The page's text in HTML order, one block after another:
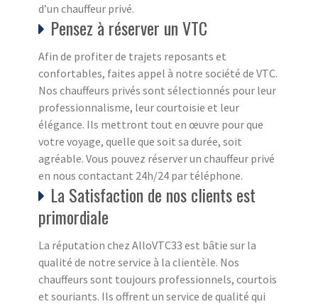
d’un chauffeur privé.
Pensez à réserver un VTC
Afin de profiter de trajets reposants et
confortables, faites appel à notre société de VTC.
Nos chauffeurs privés sont sélectionnés pour leur
professionnalisme, leur courtoisie et leur
élégance. Ils mettront tout en œuvre pour que
votre voyage, quelle que soit sa durée, soit
agréable. Vous pouvez réserver un chauffeur privé
en nous contactant 24h/24 par téléphone.
La Satisfaction de nos clients est
primordiale
La réputation chez AlloVTC33 est bâtie sur la
qualité de notre service à la clientèle. Nos
chauffeurs sont toujours professionnels, courtois
et souriants. Ils offrent un service de qualité qui